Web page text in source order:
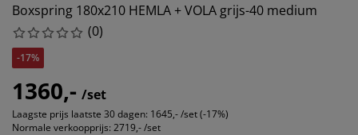
Boxspring 180x210 HEMLA + VOLA grijs-40 medium
(0)
-17%
1360,- /set
Laagste prijs laatste 30 dagen: 1645,- /set (-17%)
Normale verkoopprijs: 2719,- /set